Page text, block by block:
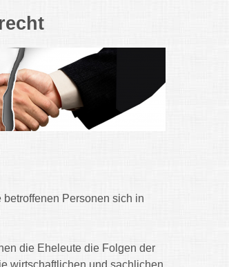
Personen sich in
die Eheleute die Folgen der
wirtschaftlichen und sachlichen